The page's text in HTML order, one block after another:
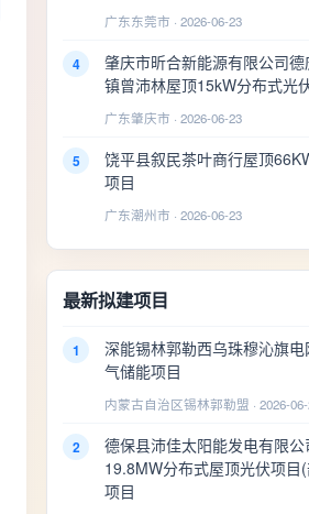
广东东莞市 · 2026-06-23
4
肇庆市昕合新能源有限公司
镇曾沛林屋顶15kW分布式光
广东肇庆市 · 2026-06-23
5
饶平县叙民茶叶商行屋顶
项目
广东潮州市 · 2026-06-23
最新拟建项目
1
深能锡林郭勒西乌珠穆沁旗
气储能项目
内蒙古自治区锡林郭勒盟 · 2026-
2
德保县沛佳太阳能发电有限
19.8MW分布式屋顶光伏项目
项目